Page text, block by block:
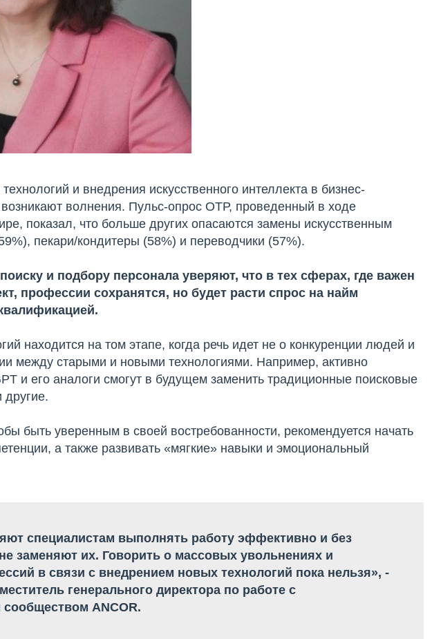
и внедрения искусственного интеллекта в бизнес-
волнения. Пульс-опрос ОТР, проведенный в ходе
показал, что больше других опасаются замены искусственным
пекари/кондитеры (58%) и переводчики (57%).
и подбору персонала уверяют, что в тех сферах, где важен
профессии сохранятся, но будет расти спрос на найм
находится на том этапе, когда речь идет не о конкуренции людей и
между старыми и новыми технологиями. Например, активно
и его аналоги смогут в будущем заменить традиционные поисковые
быть уверенным в своей востребованности, рекомендуется начать
а также развивать «мягкие» навыки и эмоциональный
специалистам выполнять работу эффективно и без
заменяют их. Говорить о массовых увольнениях и
в связи с внедрением новых технологий пока нельзя», -
генерального директора по работе с
ANCOR.